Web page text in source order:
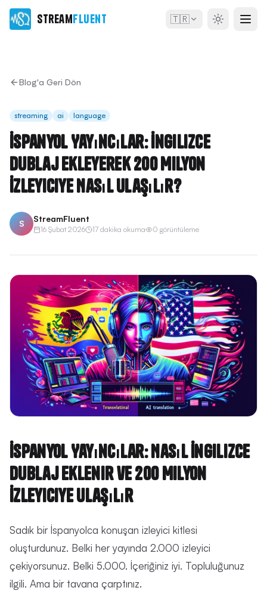
StreamFluent 🇹🇷
Blog'a Geri Dön
streaming ai language
İspanyol Yayıncılar: İngilizce
Dublaj Ekleyerek 200 Milyon
İzleyiciye Nasıl Ulaşılır?
S StreamFluent
16 Şubat 2026 17 dakika okuma 0 görüntüleme
İspanyol Yayıncılar: Nasıl İngilizce
Dublaj Eklenir ve 200 Milyon
İzleyiciye Ulaşılır
Sadık bir İspanyolca konuşan izleyici kitlesi
oluşturdunuz. Belki her yayında 2.000 izleyici
çekiyorsunuz. Belki 5.000. İçeriğiniz iyi. Topluluğunuz
ilgili. Ama bir tavana çarptınız.